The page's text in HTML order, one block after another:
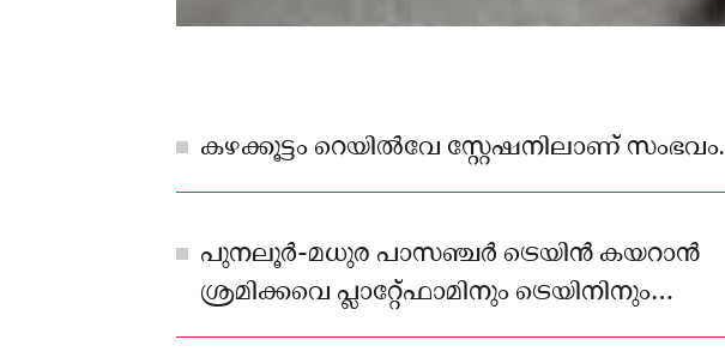
കഴക്കൂട്ടം റെയിൽവേ സ്റ്റേഷനിലാണ് സംഭവം.
പുനലൂർ-മധുര പാസഞ്ചർ ട്രെയിൻ കയറാൻ
ശ്രമിക്കവെ പ്ലാറ്റേ്ഫാമിനും ട്രെയിനിനും
ഇടയിലേയ്ക്ക് വീഴുകയായിരുന്നു